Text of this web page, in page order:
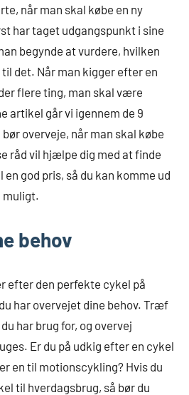
når man skal købe en ny
har taget udgangspunkt i sine
begynde at vurdere, hvilken
det. Når man kigger efter en
flere ting, man skal være
artikel går vi igennem de 9
overveje, når man skal købe
råd vil hjælpe dig med at finde
god pris, så du kan komme ud
muligt.
behov
efter den perfekte cykel på
har overvejet dine behov. Træf
har brug for, og overvej
Er du på udkig efter en cykel
en til motionscykling? Hvis du
til hverdagsbrug, så bør du